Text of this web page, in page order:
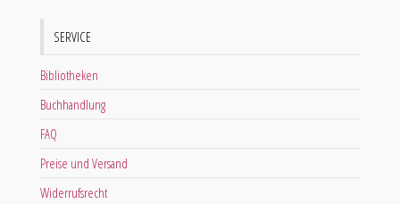
SERVICE
Bibliotheken
Buchhandlung
FAQ
Preise und Versand
Widerrufsrecht